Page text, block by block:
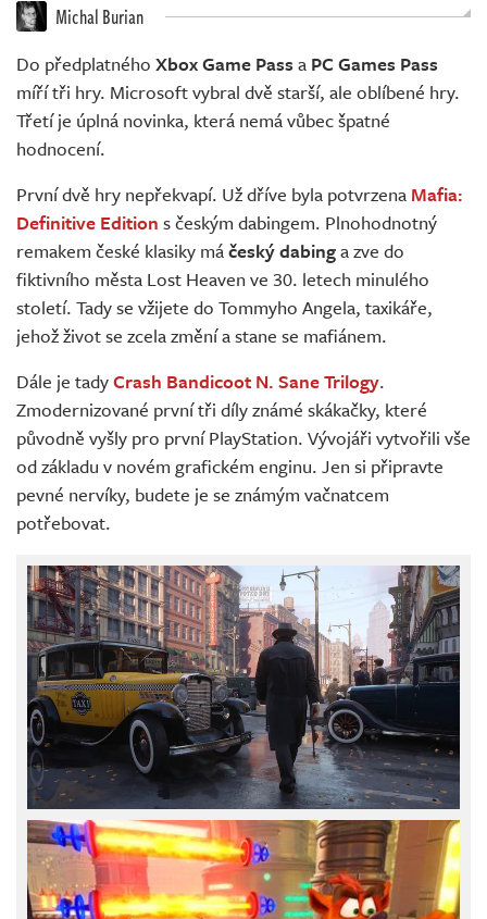
Živě Michal Burian
Do předplatného Xbox Game Pass a PC Games Pass
míří tři hry. Microsoft vybral dvě starší, ale oblíbené hry.
Třetí je úplná novinka, která nemá vůbec špatné
hodnocení.
První dvě hry nepřekvapí. Už dříve byla potvrzena Mafia:
Definitive Edition s českým dabingem. Plnohodnotný
remakem české klasiky máčeský dabinga zve do
fiktivního města Lost Heaven ve 30. letech minulého
století. Tady se vžijete do Tommyho Angela, taxikáře,
jehož život se zcela změní a stane se mafiánem.
Dále je tadyCrash Bandicoot N. Sane Trilogy.
Zmodernizované první tři díly známé skákačky, které
původně vyšly pro první PlayStation. Vývojáři vytvořili vše
od základu v novém grafickém enginu. Jen si připravte
pevné nervíky, budete je se známým vačnatcem
potřebovat.